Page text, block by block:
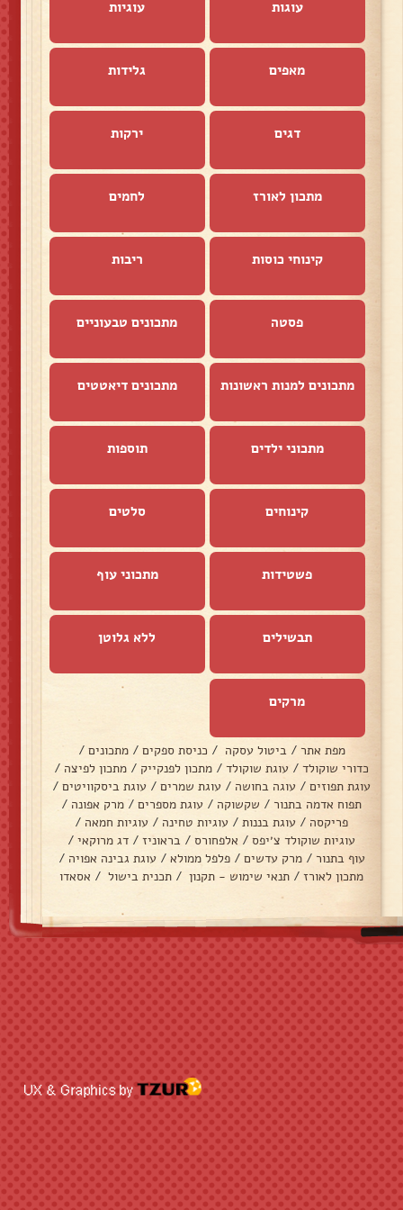
עוגות עוגיות
מאפים גלידות
דגים ירקות
מתכון לאורז לחמים
קינוחי כוסות ריבות
פסטה מתכונים טבעוניים
מתכונים למנות ראשונות מתכונים דיאטטים
מתכוני ילדים תוספות
קינוחים סלטים
פשטידות מתכוני עוף
תבשילים ללא גלוטן
מרקים
מפת אתר / ביטול עסקה / כניסת ספקים / מתכונים /
כדורי שוקולד / עוגת שוקולד / מתכון לפנקייק / מתכון לפיצה /
עוגת תפוזים / עוגה בחושה / עוגת שמרים / עוגת ביסקוויטים /
תפוח אדמה בתנור / שקשוקה / עוגת מספרים / מרק אפונה /
פריקסה / עוגת בננות / עוגיות טחינה / עוגיות חמאה /
עוגיות שוקולד צ׳יפס / אלפחורס / בראוניז / דג מרוקאי /
עוף בתנור / מרק עדשים / פלפל ממולא / עוגת גבינה אפויה /
מתכון לאורז / תנאי שימוש - תקנון / תכנית בישול / אסאדו